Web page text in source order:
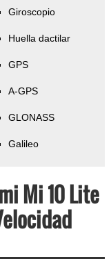
Giroscopio
Huella dactilar
GPS
A-GPS
GLONASS
Galileo
Mi 10 Lite